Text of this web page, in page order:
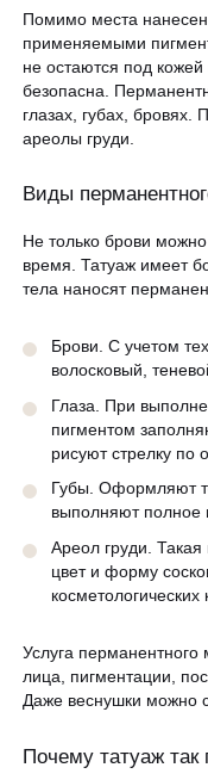
Помимо места
применяемыми
не остаются под
безопасна.
глазах, губах, бровях.
ареолы груди.
Виды
Не только брови
время. Татуаж имеет
тела наносят
Брови. С учетом
волосковый,
Глаза. При
пигментом
рисуют стрелку по
Губы. Оформляют
выполняют полное
Ареол груди. Такая
цвет и форму
Услуга перманентного
лица, пигментации,
Даже веснушки можно
Почему татуаж так